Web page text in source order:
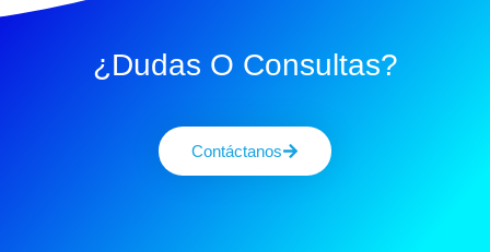
¿Dudas O Consultas?
Contáctanos